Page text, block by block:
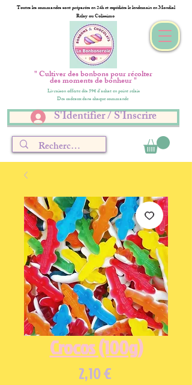
Toutes les commandes sont préparées en 24h et expédiées le lendemain en Mondial
Relay ou Colissimo
" Cultiver des bonbons pour récolter
des moments de bonheur "
Livraison offerte dès 59€ d'achat en point relais
Des cadeaux dans chaque commande
S'Identifier / S'Inscrire
Crocos (100g)
2,10 €Prix